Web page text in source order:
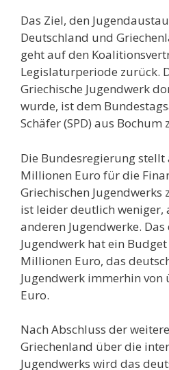
Das Ziel, den
Deutschland und
geht auf den
Legislaturperiode zurück.
Griechische Jugendwerk
wurde, ist dem
Schäfer (SPD) aus Bochum
Die Bundesregierung
Millionen Euro für die
Griechischen Jugendwerks
ist leider deutlich weniger,
anderen Jugendwerke.
Jugendwerk hat ein
Millionen Euro, das
Jugendwerk immerhin
Euro.
Nach Abschluss der
Griechenland über die
Jugendwerks wird das